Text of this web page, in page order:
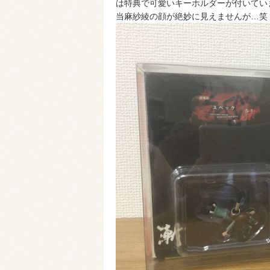
は特典で可愛いキーホルダーが付いてい
当麻紗綾の顔が絶妙に見えませんが…笑